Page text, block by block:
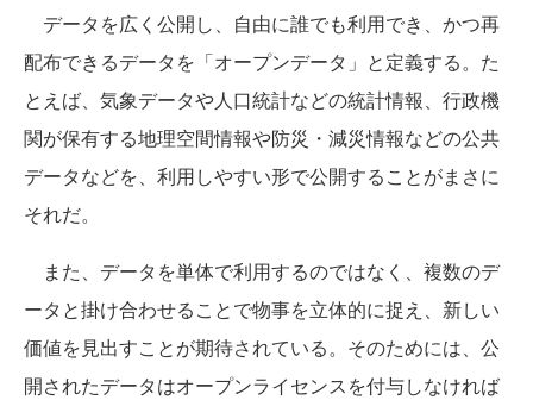
データを広く公開し、自由に誰でも利用でき、かつ再
配布できるデータを「オープンデータ」と定義する。た
とえば、気象データや人口統計などの統計情報、行政機
関が保有する地理空間情報や防災・減災情報などの公共
データなどを、利用しやすい形で公開することがまさに
それだ。
また、データを単体で利用するのではなく、複数のデ
ータと掛け合わせることで物事を立体的に捉え、新しい
価値を見出すことが期待されている。そのためには、公
開されたデータはオープンライセンスを付与しなければ